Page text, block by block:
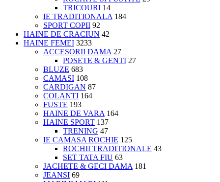
TRICOURI 14
IE TRADITIONALA 184
SPORT COPII 92
HAINE DE CRACIUN 42
HAINE FEMEI 3233
ACCESORII DAMA 27
POSETE & GENTI 27
BLUZE 683
CAMASI 108
CARDIGAN 87
COLANTI 164
FUSTE 193
HAINE DE VARA 164
HAINE SPORT 137
TRENING 47
IE CAMASA ROCHIE 125
ROCHII TRADITIONALE 43
SET TATA FIU 63
JACHETE & GECI DAMA 181
JEANSI 69